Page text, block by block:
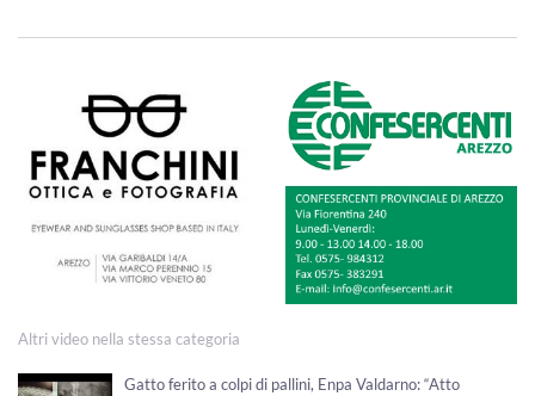
Altri video nella stessa categoria
Gatto ferito a colpi di pallini, Enpa Valdarno: “Atto